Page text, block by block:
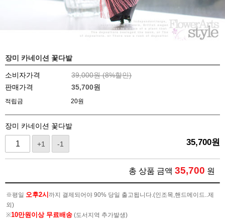
장미 카네이션 꽃다발
소비자가격 39,000원 (8%할인)
판매가격
35,700원
적립금 20원
장미 카네이션 꽃다발
+1 -1 35,700원
총 상품 금액 35,700 원
※평일 오후2시 까지 결제되어야 90% 당일 출고됩니다.(인조목,핸드메이드..제
외)
※10만원이상 무료배송 (도서지역 추가발생)